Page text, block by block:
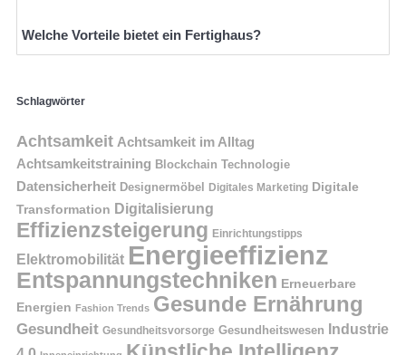
Welche Vorteile bietet ein Fertighaus?
Schlagwörter
Achtsamkeit Achtsamkeit im Alltag
Achtsamkeitstraining Blockchain Technologie
Datensicherheit Designermöbel Digitales Marketing Digitale
Transformation Digitalisierung
Effizienzsteigerung Einrichtungstipps
Elektromobilität Energieeffizienz
Entspannungstechniken Erneuerbare
Energien Fashion Trends Gesunde Ernährung
Gesundheit Gesundheitsvorsorge Gesundheitswesen Industrie